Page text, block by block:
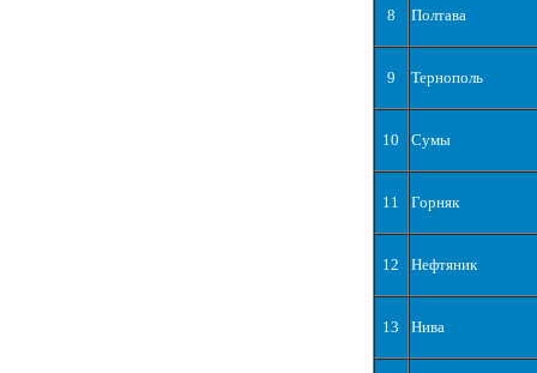
8 Полтава
9 Тернополь
10 Сумы
11 Горняк
12 Нефтяник
13 Нива